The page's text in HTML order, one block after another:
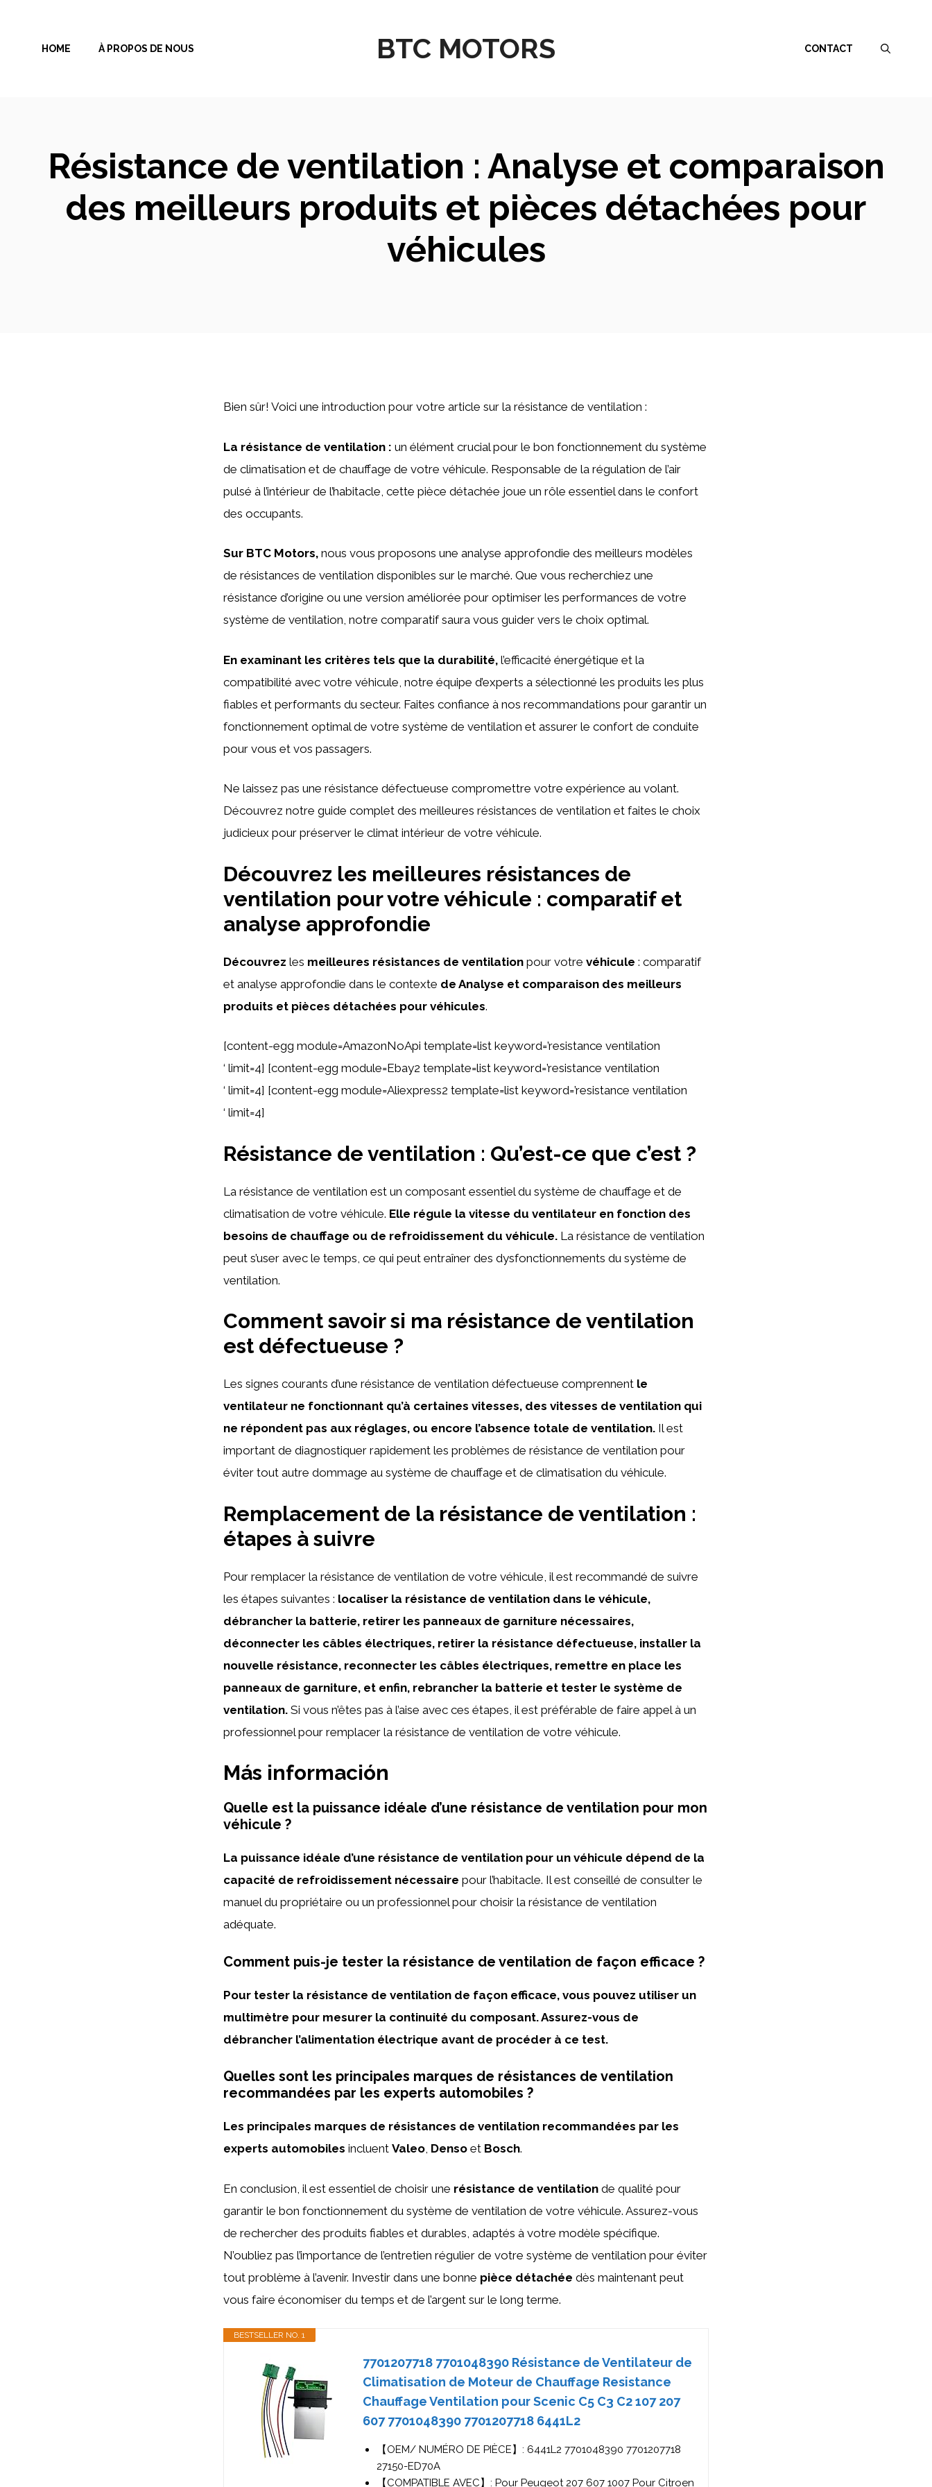
contenu
BTC MOTORS
HOME À PROPOS DE NOUS CONTACT
Résistance de ventilation : Analyse et comparaison
des meilleurs produits et pièces détachées pour
véhicules
Bien sûr! Voici une introduction pour votre article sur la résistance de ventilation :
La résistance de ventilation : un élément crucial pour le bon fonctionnement du système
de climatisation et de chauffage de votre véhicule. Responsable de la régulation de l’air
pulsé à l’intérieur de l’habitacle, cette pièce détachée joue un rôle essentiel dans le confort
des occupants.
Sur BTC Motors, nous vous proposons une analyse approfondie des meilleurs modèles
de résistances de ventilation disponibles sur le marché. Que vous recherchiez une
résistance d’origine ou une version améliorée pour optimiser les performances de votre
système de ventilation, notre comparatif saura vous guider vers le choix optimal.
En examinant les critères tels que la durabilité, l’efficacité énergétique et la
compatibilité avec votre véhicule, notre équipe d’experts a sélectionné les produits les plus
fiables et performants du secteur. Faites confiance à nos recommandations pour garantir un
fonctionnement optimal de votre système de ventilation et assurer le confort de conduite
pour vous et vos passagers.
Ne laissez pas une résistance défectueuse compromettre votre expérience au volant.
Découvrez notre guide complet des meilleures résistances de ventilation et faites le choix
judicieux pour préserver le climat intérieur de votre véhicule.
Découvrez les meilleures résistances de
ventilation pour votre véhicule : comparatif et
analyse approfondie
Découvrez les meilleures résistances de ventilation pour votre véhicule : comparatif
et analyse approfondie dans le contexte de Analyse et comparaison des meilleurs
produits et pièces détachées pour véhicules.
[content-egg module=AmazonNoApi template=list keyword=’resistance ventilation
‘ limit=4] [content-egg module=Ebay2 template=list keyword=’resistance ventilation
‘ limit=4] [content-egg module=Aliexpress2 template=list keyword=’resistance ventilation
‘ limit=4]
Résistance de ventilation : Qu’est-ce que c’est ?
La résistance de ventilation est un composant essentiel du système de chauffage et de
climatisation de votre véhicule. Elle régule la vitesse du ventilateur en fonction des
besoins de chauffage ou de refroidissement du véhicule. La résistance de ventilation
peut s’user avec le temps, ce qui peut entraîner des dysfonctionnements du système de
ventilation.
Comment savoir si ma résistance de ventilation
est défectueuse ?
Les signes courants d’une résistance de ventilation défectueuse comprennent le
ventilateur ne fonctionnant qu’à certaines vitesses, des vitesses de ventilation qui
ne répondent pas aux réglages, ou encore l’absence totale de ventilation. Il est
important de diagnostiquer rapidement les problèmes de résistance de ventilation pour
éviter tout autre dommage au système de chauffage et de climatisation du véhicule.
Remplacement de la résistance de ventilation :
étapes à suivre
Pour remplacer la résistance de ventilation de votre véhicule, il est recommandé de suivre
les étapes suivantes : localiser la résistance de ventilation dans le véhicule,
débrancher la batterie, retirer les panneaux de garniture nécessaires,
déconnecter les câbles électriques, retirer la résistance défectueuse, installer la
nouvelle résistance, reconnecter les câbles électriques, remettre en place les
panneaux de garniture, et enfin, rebrancher la batterie et tester le système de
ventilation. Si vous n’êtes pas à l’aise avec ces étapes, il est préférable de faire appel à un
professionnel pour remplacer la résistance de ventilation de votre véhicule.
Más información
Quelle est la puissance idéale d’une résistance de ventilation pour mon
véhicule ?
La puissance idéale d’une résistance de ventilation pour un véhicule dépend de la
capacité de refroidissement nécessaire pour l’habitacle. Il est conseillé de consulter le
manuel du propriétaire ou un professionnel pour choisir la résistance de ventilation
adéquate.
Comment puis-je tester la résistance de ventilation de façon efficace ?
Pour tester la résistance de ventilation de façon efficace, vous pouvez utiliser un
multimètre pour mesurer la continuité du composant. Assurez-vous de
débrancher l’alimentation électrique avant de procéder à ce test.
Quelles sont les principales marques de résistances de ventilation
recommandées par les experts automobiles ?
Les principales marques de résistances de ventilation recommandées par les
experts automobiles incluent Valeo, Denso et Bosch.
En conclusion, il est essentiel de choisir une résistance de ventilation de qualité pour
garantir le bon fonctionnement du système de ventilation de votre véhicule. Assurez-vous
de rechercher des produits fiables et durables, adaptés à votre modèle spécifique.
N’oubliez pas l’importance de l’entretien régulier de votre système de ventilation pour éviter
tout problème à l’avenir. Investir dans une bonne pièce détachée dès maintenant peut
vous faire économiser du temps et de l’argent sur le long terme.
BESTSELLER NO. 1
7701207718 7701048390 Résistance de Ventilateur de
Climatisation de Moteur de Chauffage Resistance
Chauffage Ventilation pour Scenic C5 C3 C2 107 207
607 7701048390 7701207718 6441L2
【OEM/ NUMÉRO DE PIÈCE】: 6441L2 7701048390 7701207718
27150-ED70A
【COMPATIBLE AVEC】: Pour Peugeot 207 607 1007 Pour Citroen